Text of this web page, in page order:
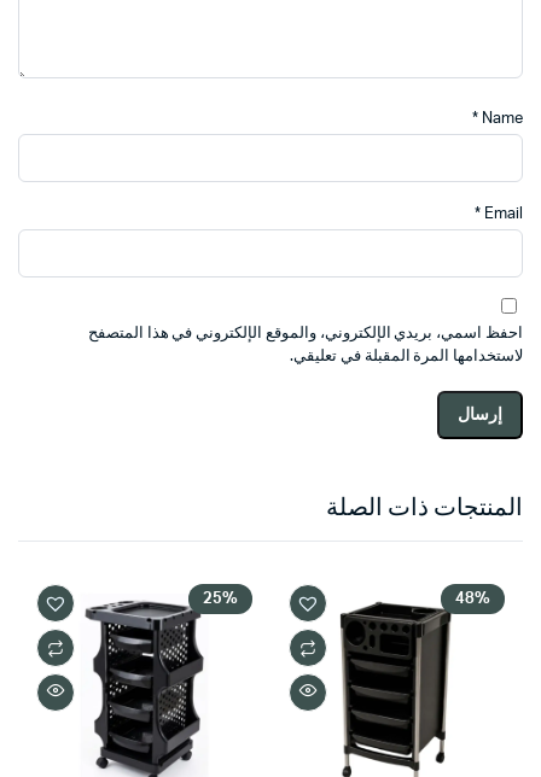
Name
*
Email
*
احفظ اسمي، بريدي الإلكتروني، والموقع الإلكتروني في هذا المتصفح
لاستخدامها المرة المقبلة في تعليقي.
المنتجات ذات الصلة
48%
25%